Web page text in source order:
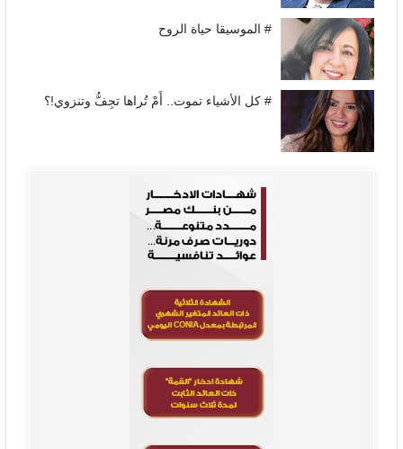
# الموسيقا حياة الروح
# كل الأشياء تموت.. أَمْ تُراها تجِفُّ وتنزوي!؟